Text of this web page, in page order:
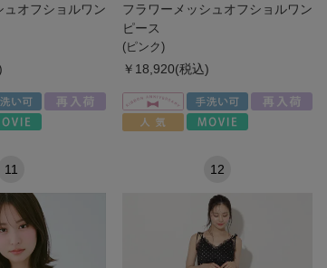
ュオフショルワン
フラワーメッシュオフショルワン
ピース
(ピンク)
￥18,920(税込)
11 12